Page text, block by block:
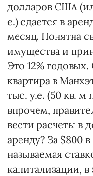
долларов США
е.) сдается в
месяц. Понятна
имущества и
Это 12%
квартира в
тыс. у.е. (50 кв. м
впрочем,
вести расчеты в
аренду? За $800
называемая
капитализации, в